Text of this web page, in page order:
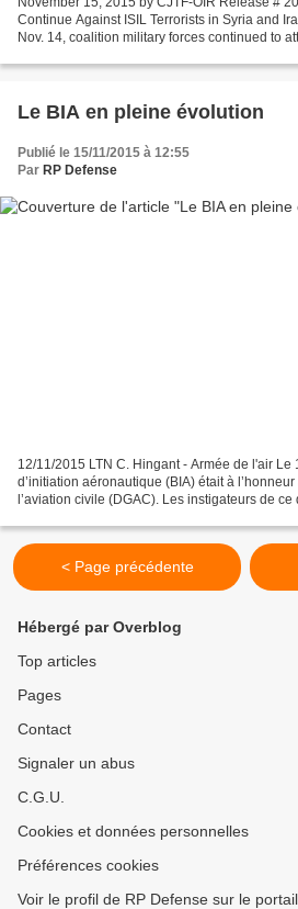
Continue Against ISIL Terrorists in Syria and
Nov. 14, coalition military forces continued to
Le BIA en pleine évolution
Publié le 15/11/2015 à 12:55
Par RP Defense
12/11/2015 LTN C. Hingant - Armée de l'air
d’initiation aéronautique (BIA) était à
l’aviation civile (DGAC). Les instigateurs de
< Page précédente
Hébergé par Overblog
Top articles
Pages
Contact
Signaler un abus
C.G.U.
Cookies et données personnelles
Préférences cookies
Voir le profil de RP Defense sur le